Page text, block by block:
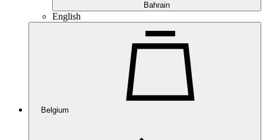
Bahrain
English
Belgium